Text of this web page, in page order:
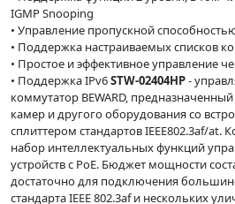
IGMP Snooping
• Управление пропускной
• Поддержка настраиваемых списков
• Простое и эффективное управление
• Поддержка IPv6STW-02404HP-
коммутатор BEWARD,
камер и другого оборудования со
сплиттером стандартов IEEE802.3af/at.
набор интеллектуальных функций
устройств с PoE. Бюджет мощности
достаточно для подключения
стандарта IEEE 802.3af и нескольких